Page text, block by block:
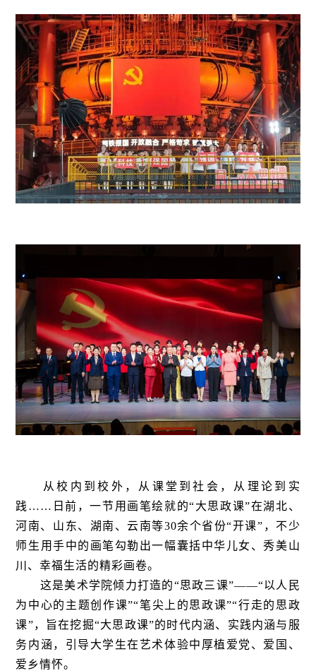
从校内到校外，从课堂到社会，从理论到实
践……日前，一节用画笔绘就的“大思政课”在湖北、
河南、山东、湖南、云南等30余个省份“开课”，不少
师生用手中的画笔勾勒出一幅囊括中华儿女、秀美山
川、幸福生活的精彩画卷。
这是美术学院倾力打造的“思政三课”——“以人民
为中心的主题创作课”“笔尖上的思政课”“行走的思政
课”，旨在挖掘“大思政课”的时代内涵、实践内涵与服
务内涵，引导大学生在艺术体验中厚植爱党、爱国、
爱乡情怀。